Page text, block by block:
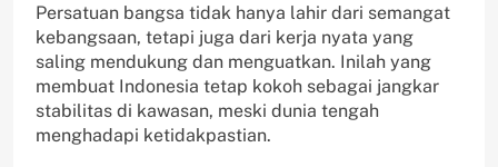
Persatuan bangsa tidak hanya lahir dari semangat
kebangsaan, tetapi juga dari kerja nyata yang
saling mendukung dan menguatkan. Inilah yang
membuat Indonesia tetap kokoh sebagai jangkar
stabilitas di kawasan, meski dunia tengah
menghadapi ketidakpastian.